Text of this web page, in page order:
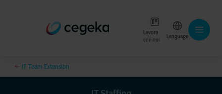
Lavora
con noi
Language
IT Team Extension